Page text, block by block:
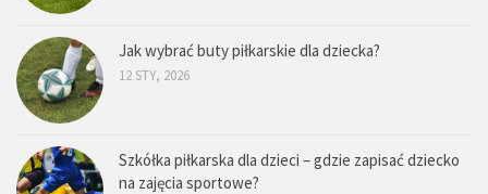
Jak wybrać buty piłkarskie dla dziecka?
12 STY, 2026
Szkółka piłkarska dla dzieci – gdzie zapisać dziecko
na zajęcia sportowe?